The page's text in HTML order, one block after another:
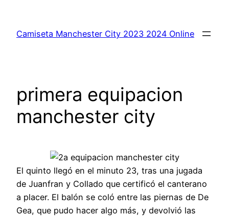
contenido
Camiseta Manchester City 2023 2024 Online
primera equipacion
manchester city
El quinto llegó en el minuto 23, tras una jugada
de Juanfran y Collado que certificó el canterano
a placer. El balón se coló entre las piernas de De
Gea, que pudo hacer algo más, y devolvió las